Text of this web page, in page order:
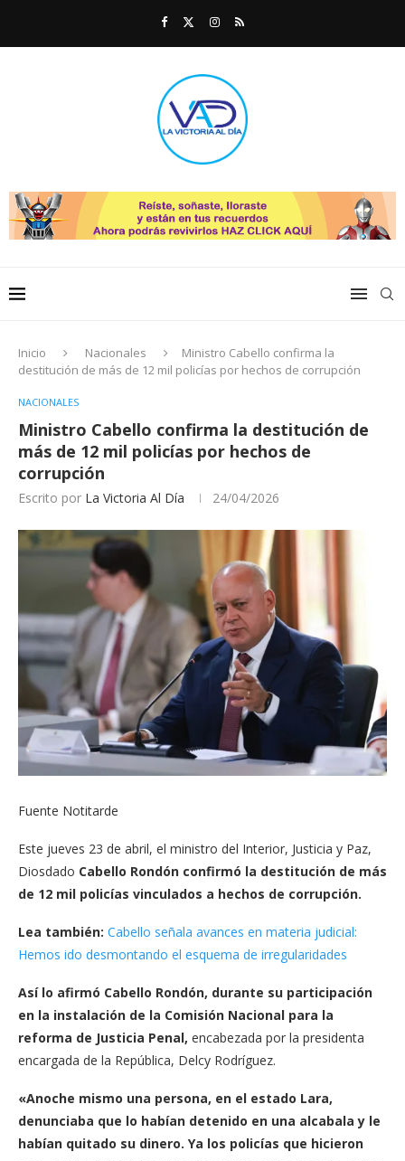
Inicio Nacionales
Ministro Cabello confirma la
destitución de más de 12 mil policías por hechos de corrupción
NACIONALES
Ministro Cabello confirma la destitución de
más de 12 mil policías por hechos de
corrupción
Escrito por La Victoria Al Día 24/04/2026
Fuente Notitarde
Este jueves 23 de abril, el ministro del Interior, Justicia y Paz,
Diosdado Cabello Rondón confirmó la destitución de más
de 12 mil policías vinculados a hechos de corrupción.
Lea también: Cabello señala avances en materia judicial:
Hemos ido desmontando el esquema de irregularidades
Así lo afirmó Cabello Rondón, durante su participación
en la instalación de la Comisión Nacional para la
reforma de Justicia Penal, encabezada por la presidenta
encargada de la República, Delcy Rodríguez.
«Anoche mismo una persona, en el estado Lara,
denunciaba que lo habían detenido en una alcabala y le
habían quitado su dinero. Ya los policías que hicieron